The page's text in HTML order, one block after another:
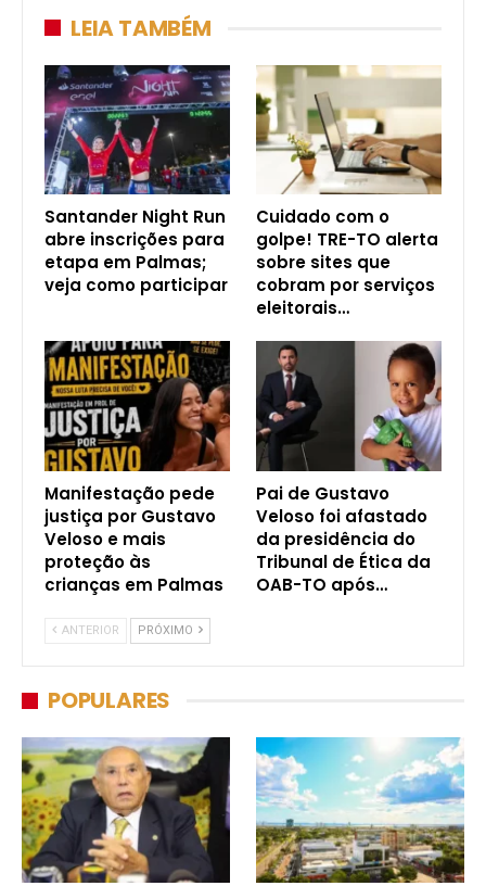
LEIA TAMBÉM
Santander Night Run
abre inscrições para
etapa em Palmas;
veja como participar
Cuidado com o
golpe! TRE-TO alerta
sobre sites que
cobram por serviços
eleitorais…
Manifestação pede
justiça por Gustavo
Veloso e mais
proteção às
crianças em Palmas
Pai de Gustavo
Veloso foi afastado
da presidência do
Tribunal de Ética da
OAB-TO após…
ANTERIOR PRÓXIMO
POPULARES